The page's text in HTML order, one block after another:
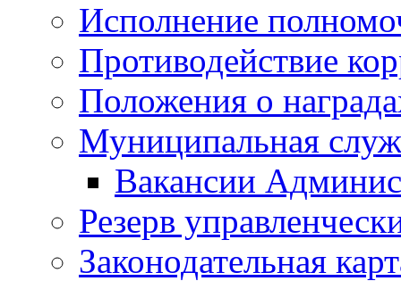
Исполнение
Противодействие
Положения о
Муниципальная
Вакансии
Резерв
Законодательная